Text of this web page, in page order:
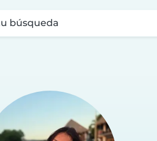
búsqueda